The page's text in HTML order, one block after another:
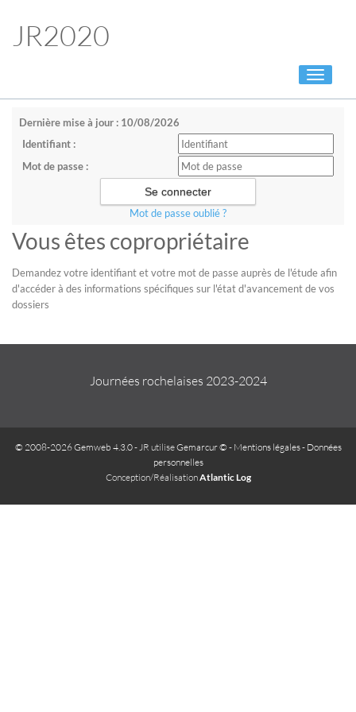
JR2020
Toggle
Dernière mise à jour : 10/08/2026
Identifiant :
Mot de passe :
Mot de passe oublié ?
Vous êtes copropriétaire
Demandez votre identifiant et votre mot de passe auprès de l'étude afin
d'accéder à des informations spécifiques sur l'état d'avancement de vos
dossiers
Journées rochelaises 2023-2024
© 2008-2026 Gemweb 4.3.0- JR utiliseGemarcur © - Mentions légales- Données
personnelles
Conception/RéalisationAtlantic Log